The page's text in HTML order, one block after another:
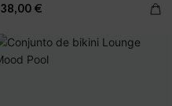
38,00 €